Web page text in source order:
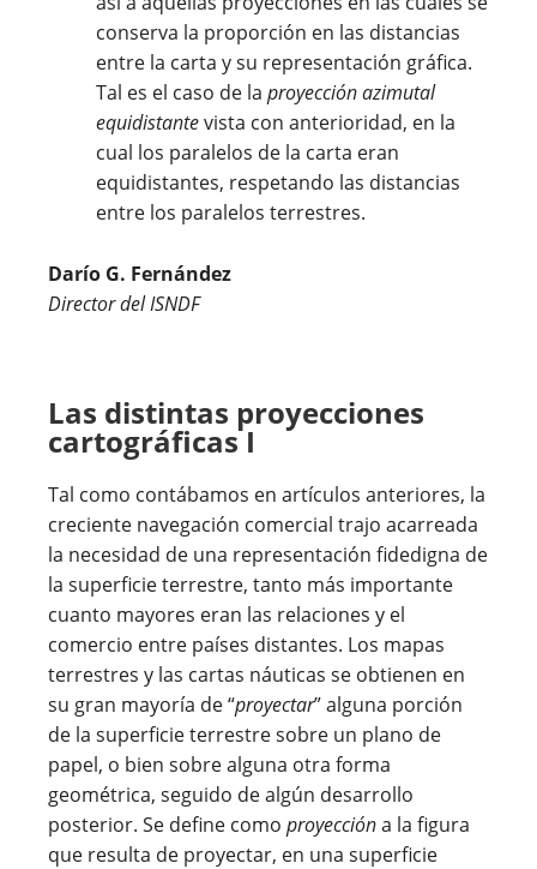
conserva la proporción en las distancias
entre la carta y su representación gráfica.
Tal es el caso de la proyección azimutal
equidistantevista con anterioridad, en la
cual los paralelos de la carta eran
equidistantes, respetando las distancias
entre los paralelos terrestres.
Darío G. Fernández
Director del ISNDF
Las distintas proyecciones
cartográficas I
Tal como contábamos en artículos anteriores, la
creciente navegación comercial trajo acarreada
la necesidad de una representación fidedigna de
la superficie terrestre, tanto más importante
cuanto mayores eran las relaciones y el
comercio entre países distantes. Los mapas
terrestres y las cartas náuticas se obtienen en
su gran mayoría de “proyectar” alguna porción
de la superficie terrestre sobre un plano de
papel, o bien sobre alguna otra forma
geométrica, seguido de algún desarrollo
posterior. Se define como proyeccióna la figura
que resulta de proyectar, en una superficie